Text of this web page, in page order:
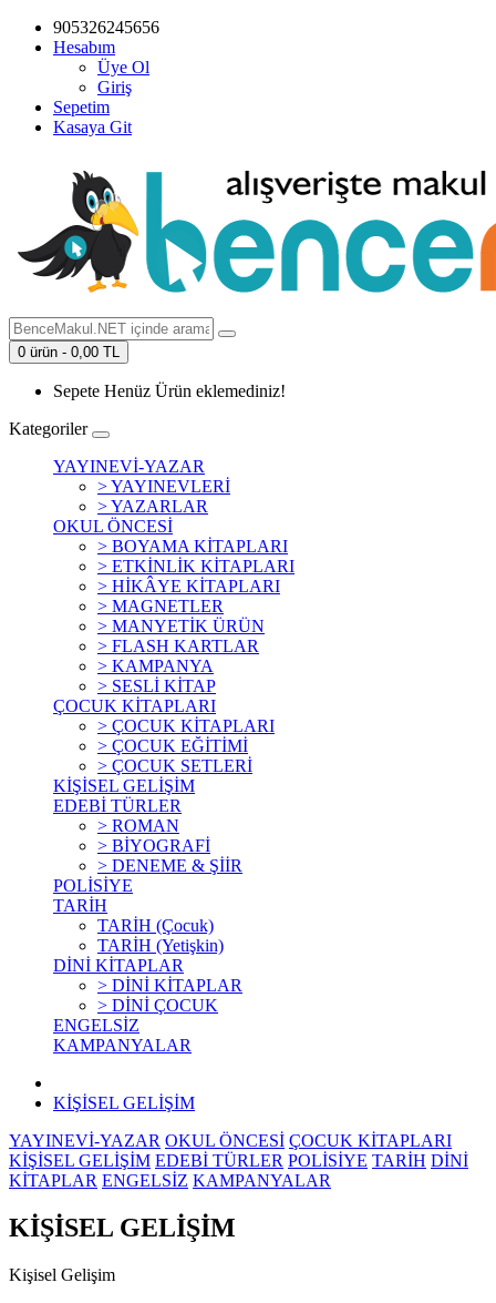
905326245656
Hesabım
Üye Ol
Giriş
Sepetim
Kasaya Git
0 ürün - 0,00 TL
Sepete Henüz Ürün eklemediniz!
Kategoriler
YAYINEVİ-YAZAR
> YAYINEVLERİ
> YAZARLAR
OKUL ÖNCESİ
> BOYAMA KİTAPLARI
> ETKİNLİK KİTAPLARI
> HİKÂYE KİTAPLARI
> MAGNETLER
> MANYETİK ÜRÜN
> FLASH KARTLAR
> KAMPANYA
> SESLİ KİTAP
ÇOCUK KİTAPLARI
> ÇOCUK KİTAPLARI
> ÇOCUK EĞİTİMİ
> ÇOCUK SETLERİ
KİŞİSEL GELİŞİM
EDEBİ TÜRLER
> ROMAN
> BİYOGRAFİ
> DENEME & ŞİİR
POLİSİYE
TARİH
TARİH (Çocuk)
TARİH (Yetişkin)
DİNİ KİTAPLAR
> DİNİ KİTAPLAR
> DİNİ ÇOCUK
ENGELSİZ
KAMPANYALAR
KİŞİSEL GELİŞİM
YAYINEVİ-YAZAR OKUL ÖNCESİ ÇOCUK KİTAPLARI
KİŞİSEL GELİŞİM EDEBİ TÜRLER POLİSİYE TARİH DİNİ
KİTAPLAR ENGELSİZ KAMPANYALAR
KİŞİSEL GELİŞİM
Kişisel Gelişim